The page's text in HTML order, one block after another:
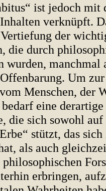
ist jedoch mit
verknüpft.
der
die durch
wurden, manchmal
Um zur
Menschen, der
bedarf eine
die sich sowohl auf
stützt, das
als auch
erbringen,